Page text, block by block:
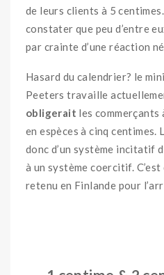
de leurs clients à 5
constater que peu d’entre
par crainte d’une réaction
Hasard du calendrier? le
Peeters travaille
obligerait les commerçants
en espèces à cinq centimes.
donc d’un système incitatif
à un système coercitif.
retenu en Finlande pour